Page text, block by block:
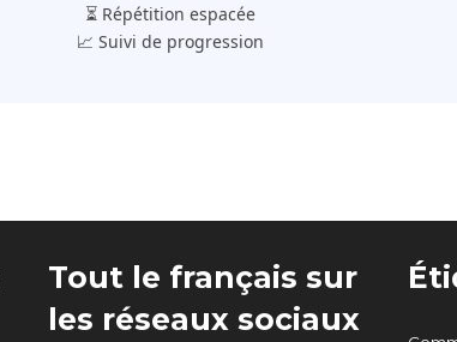
⏳ Répétition espacée
📈 Suivi de progression
Tout le français sur
les réseaux sociaux